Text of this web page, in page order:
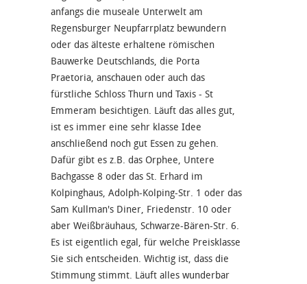
anfangs die museale Unterwelt am
Regensburger Neupfarrplatz bewundern
oder das älteste erhaltene römischen
Bauwerke Deutschlands, die Porta
Praetoria, anschauen oder auch das
fürstliche Schloss Thurn und Taxis - St
Emmeram besichtigen. Läuft das alles gut,
ist es immer eine sehr klasse Idee
anschließend noch gut Essen zu gehen.
Dafür gibt es z.B. das Orphee, Untere
Bachgasse 8 oder das St. Erhard im
Kolpinghaus, Adolph-Kolping-Str. 1 oder das
Sam Kullman's Diner, Friedenstr. 10 oder
aber Weißbräuhaus, Schwarze-Bären-Str. 6.
Es ist eigentlich egal, für welche Preisklasse
Sie sich entscheiden. Wichtig ist, dass die
Stimmung stimmt. Läuft alles wunderbar